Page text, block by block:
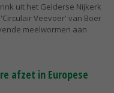
uit het Gelderse Nijkerk
Veevoer' van Boer
meelwormen aan
afzet in Europese